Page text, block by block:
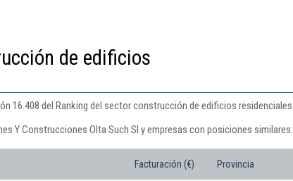
de edificios
16.408 del Ranking del sector construcción de edificios residenciales.
Y Construcciones Olta Such Sl y empresas con posiciones similares:
Facturación (€) Provincia